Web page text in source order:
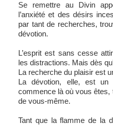
Se remettre au Divin
l’anxiété et des désirs
par tant de recherches,
dévotion.
L’esprit est sans cesse
les distractions. Mais dès
La recherche du plaisir est
La dévotion, elle, est un
commence là où vous êtes,
de vous-même.
Tant que la flamme de la